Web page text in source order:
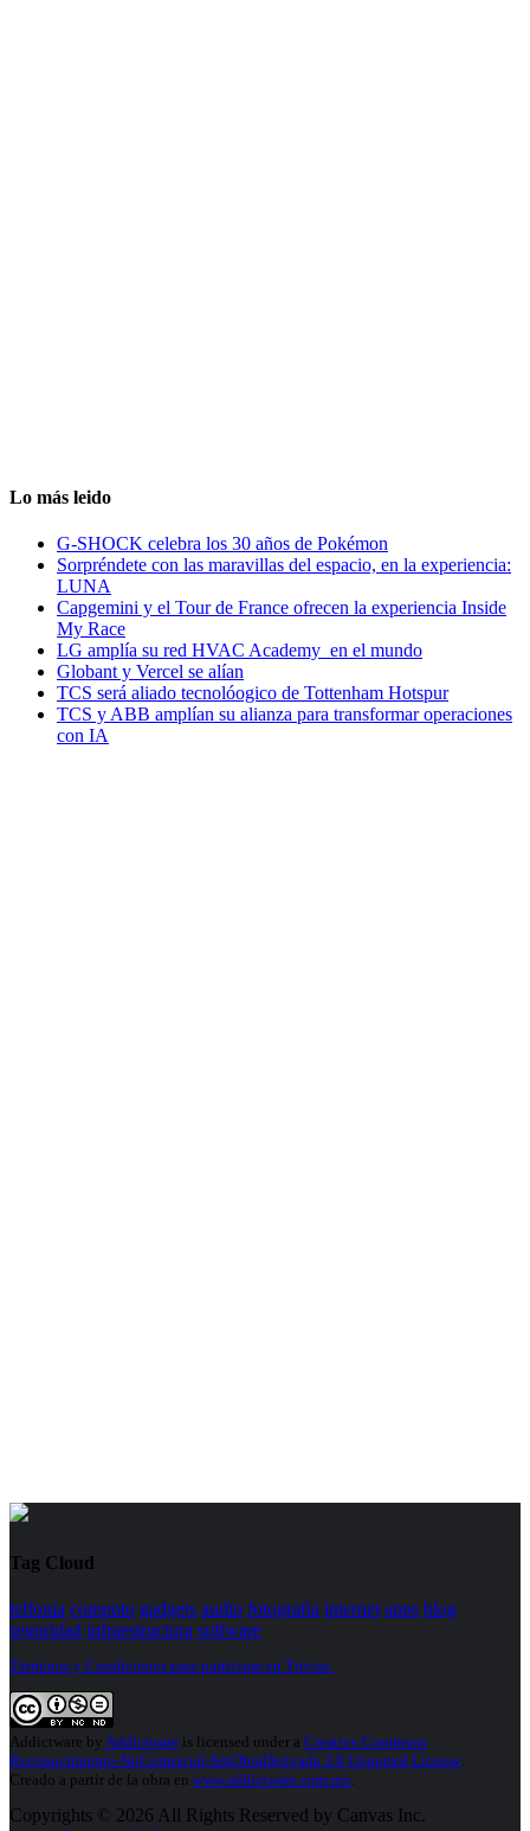
Lo más leido
G-SHOCK celebra los 30 años de Pokémon
Sorpréndete con las maravillas del espacio, en la experiencia:
LUNA
Capgemini y el Tour de France ofrecen la experiencia Inside
My Race
LG amplía su red HVAC Academy en el mundo
Globant y Vercel se alían
TCS será aliado tecnolóogico de Tottenham Hotspur
TCS y ABB amplían su alianza para transformar operaciones
con IA
Tag Cloud
telfonia computo gadgets audio fotografia internet apps blog
seguridad infraestructura software
Términos y Condiciones para participar en Trivias.
Addictware by Addictware is licensed under a Creative Commons
Reconocimiento-NoComercial-SinObraDerivada 3.0 Unported License
Creado a partir de la obra en www.addictware.com.mx
Copyrights © 2026 All Rights Reserved by Canvas Inc.